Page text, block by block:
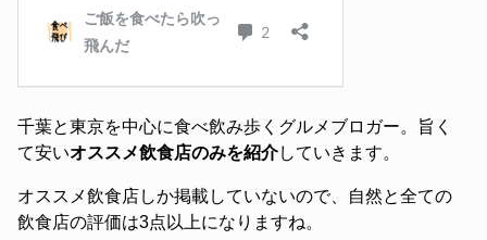
千葉と東京を中心に食べ飲み歩くグルメブロガー。旨く
て安いオススメ飲食店のみを紹介していきます。
オススメ飲食店しか掲載していないので、自然と全ての
飲食店の評価は3点以上になりますね。